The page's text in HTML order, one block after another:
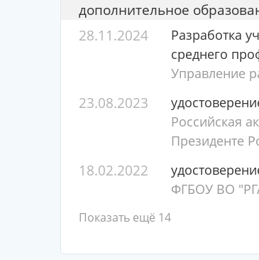
дополнительное
28.11.2024
Разработка
среднего
Управление
23.08.2023
Российская
Президенте
18.02.2022
ФГБОУ ВО
Показать ещё 14